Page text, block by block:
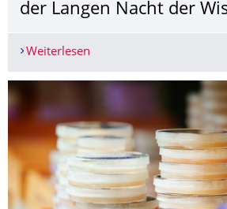
der Langen Nacht der
Weiterlesen